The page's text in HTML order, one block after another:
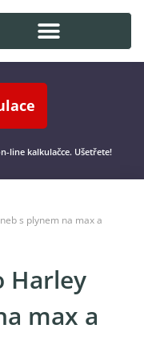
line kalkulačce. Ušetřete!
s plynem na max a
Harley
max a